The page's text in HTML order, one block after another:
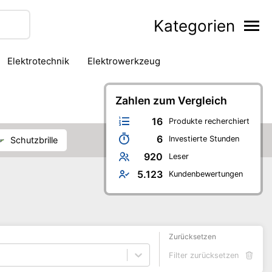
Kategorien
Elektrotechnik
Elektrowerkzeug
Löten & Schweißen
Messtechnik
Tackerwerkzeug
Zahlen zum Vergleich
16 Produkte recherchiert
6 Investierte Stunden
920 Leser
5.123 Kundenbewertungen
Schutzbrille
Zurücksetzen
Filter zurücksetzen